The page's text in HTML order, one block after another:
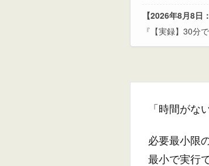
【2026年8月8日
『【実録】30分
「時間がな
必要最小限
最小で実行